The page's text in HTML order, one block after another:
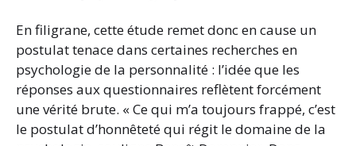
En filigrane, cette étude remet donc en cause un
postulat tenace dans certaines recherches en
psychologie de la personnalité : l’idée que les
réponses aux questionnaires reflètent forcément
une vérité brute. « Ce qui m’a toujours frappé, c’est
le postulat d’honnêteté qui régit le domaine de la